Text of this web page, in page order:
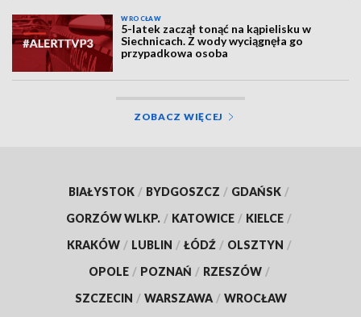
WROCŁAW
5-latek zaczął tonąć na kąpielisku w
Siechnicach. Z wody wyciągnęła go
przypadkowa osoba
ZOBACZ WIĘCEJ
BIAŁYSTOK / BYDGOSZCZ / GDAŃSK /
GORZÓW WLKP. / KATOWICE / KIELCE /
KRAKÓW / LUBLIN / ŁÓDŹ / OLSZTYN /
OPOLE / POZNAŃ / RZESZÓW /
SZCZECIN / WARSZAWA / WROCŁAW